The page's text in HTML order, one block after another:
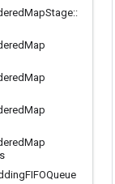
MapStage::
Map
Map
Map
Map
FIFOQueue